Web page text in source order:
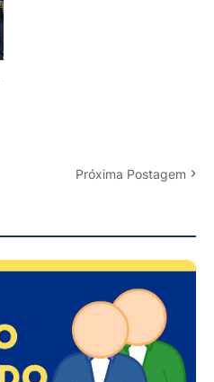
Próxima Postagem